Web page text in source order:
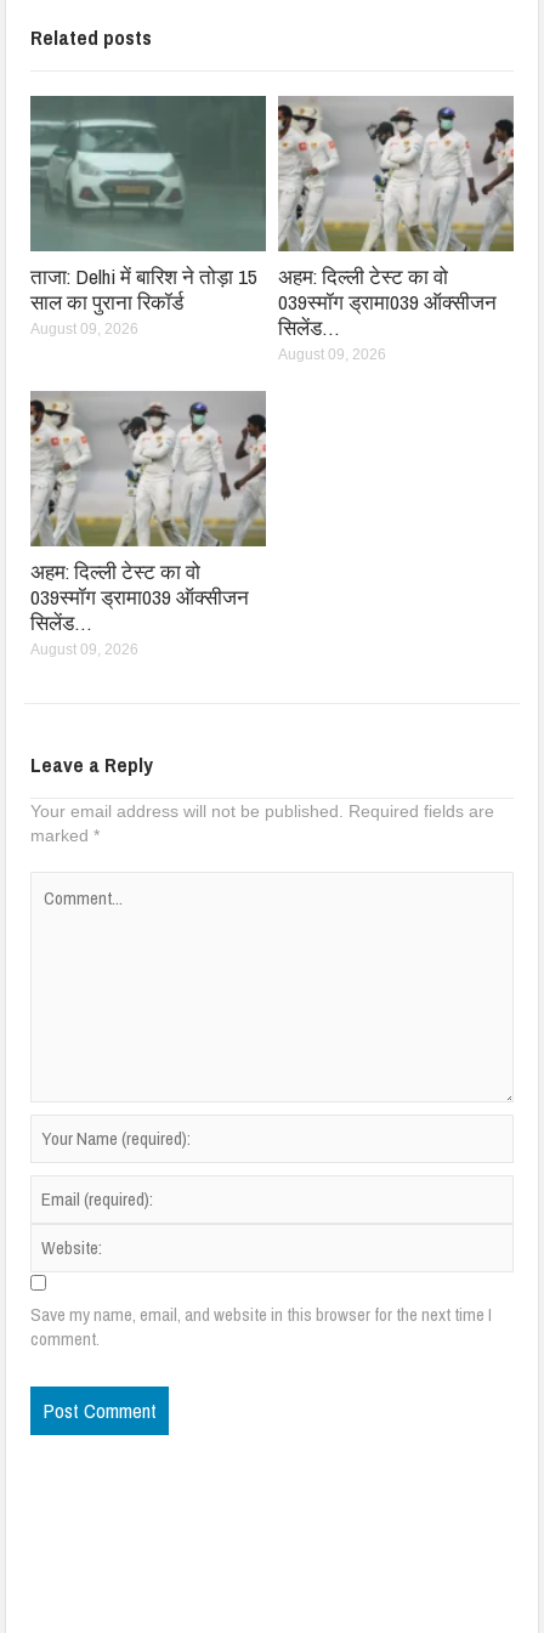
Related posts
ताजा: Delhi में बारिश ने तोड़ा 15
साल का पुराना रिकॉर्ड
August 09, 2026
अहम: दिल्ली टेस्ट का वो
039स्मॉग ड्रामा039 ऑक्सीजन
सिलेंड…
August 09, 2026
अहम: दिल्ली टेस्ट का वो
039स्मॉग ड्रामा039 ऑक्सीजन
सिलेंड…
August 09, 2026
Leave a Reply
Your email address will not be published.
Required fields are
marked*
Save my name, email, and website in this browser for the next time I
comment.